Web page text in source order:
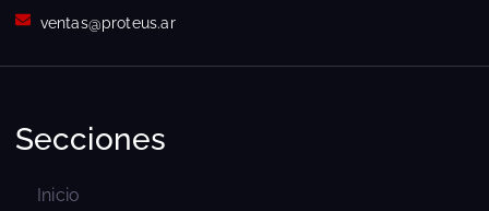
ventas@proteus.ar
Secciones
Inicio